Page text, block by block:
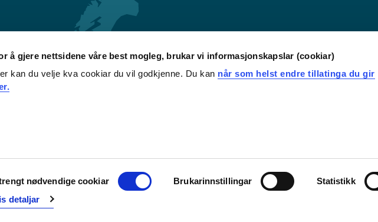
å gjere nettsidene våre best mogleg, brukar vi informasjonskapslar (cookiar)
kan du velje kva cookiar du vil godkjenne. Du kan når som helst endre tillatinga du gir
nødvendige cookiar Brukarinnstillingar Statistikk
detaljar